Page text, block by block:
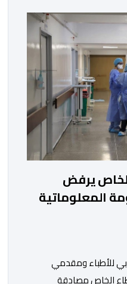
يرفض
المعلوماتية
للأطباء ومقدمي
الخاص مصادقة